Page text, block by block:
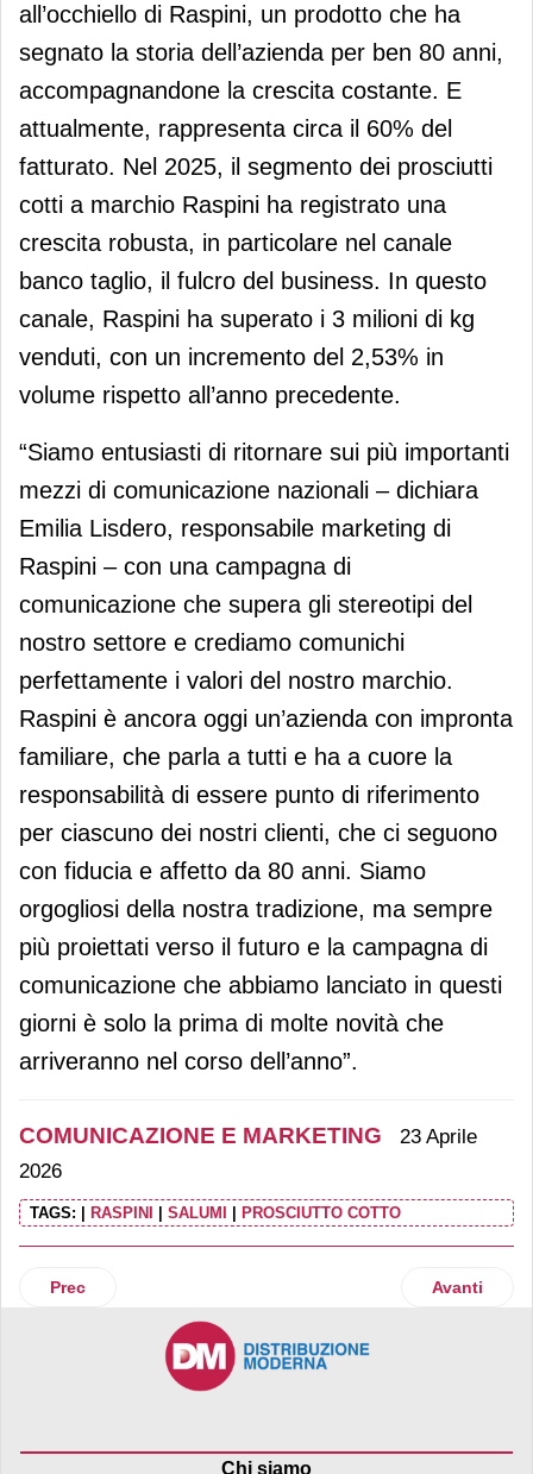
all’occhiello di Raspini, un prodotto che ha
segnato la storia dell’azienda per ben 80 anni,
accompagnandone la crescita costante. E
attualmente, rappresenta circa il 60% del
fatturato. Nel 2025, il segmento dei prosciutti
cotti a marchio Raspini ha registrato una
crescita robusta, in particolare nel canale
banco taglio, il fulcro del business. In questo
canale, Raspini ha superato i 3 milioni di kg
venduti, con un incremento del 2,53% in
volume rispetto all’anno precedente.
“Siamo entusiasti di ritornare sui più importanti
mezzi di comunicazione nazionali – dichiara
Emilia Lisdero, responsabile marketing di
Raspini – con una campagna di
comunicazione che supera gli stereotipi del
nostro settore e crediamo comunichi
perfettamente i valori del nostro marchio.
Raspini è ancora oggi un’azienda con impronta
familiare, che parla a tutti e ha a cuore la
responsabilità di essere punto di riferimento
per ciascuno dei nostri clienti, che ci seguono
con fiducia e affetto da 80 anni. Siamo
orgogliosi della nostra tradizione, ma sempre
più proiettati verso il futuro e la campagna di
comunicazione che abbiamo lanciato in questi
giorni è solo la prima di molte novità che
arriveranno nel corso dell’anno”.
COMUNICAZIONE E MARKETING
23 Aprile
2026
TAGS: RASPINI SALUMI PROSCIUTTO COTTO
Articolo precedente: Giga rinnova il sodalizio con
Prec Articolo
Avanti
Chi siamo